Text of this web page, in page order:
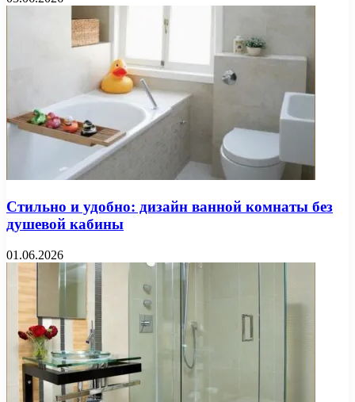
Стильно и удобно: дизайн ванной комнаты без
душевой кабины
01.06.2026